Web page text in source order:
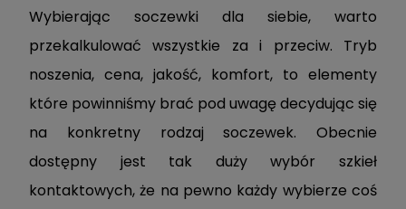
Wybierając soczewki dla siebie, warto
przekalkulować wszystkie za i przeciw. Tryb
noszenia, cena, jakość, komfort, to elementy
które powinniśmy brać pod uwagę decydując się
na konkretny rodzaj soczewek. Obecnie
dostępny jest tak duży wybór szkieł
kontaktowych, że na pewno każdy wybierze coś